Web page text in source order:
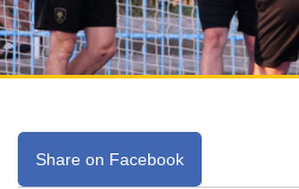
Share on Facebook